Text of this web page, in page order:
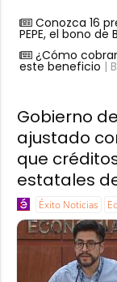
Conozca 16
PEPE, el bono de
¿Cómo
este beneficio |
Gobierno
ajustado
que
estatales
Éxito Noticias